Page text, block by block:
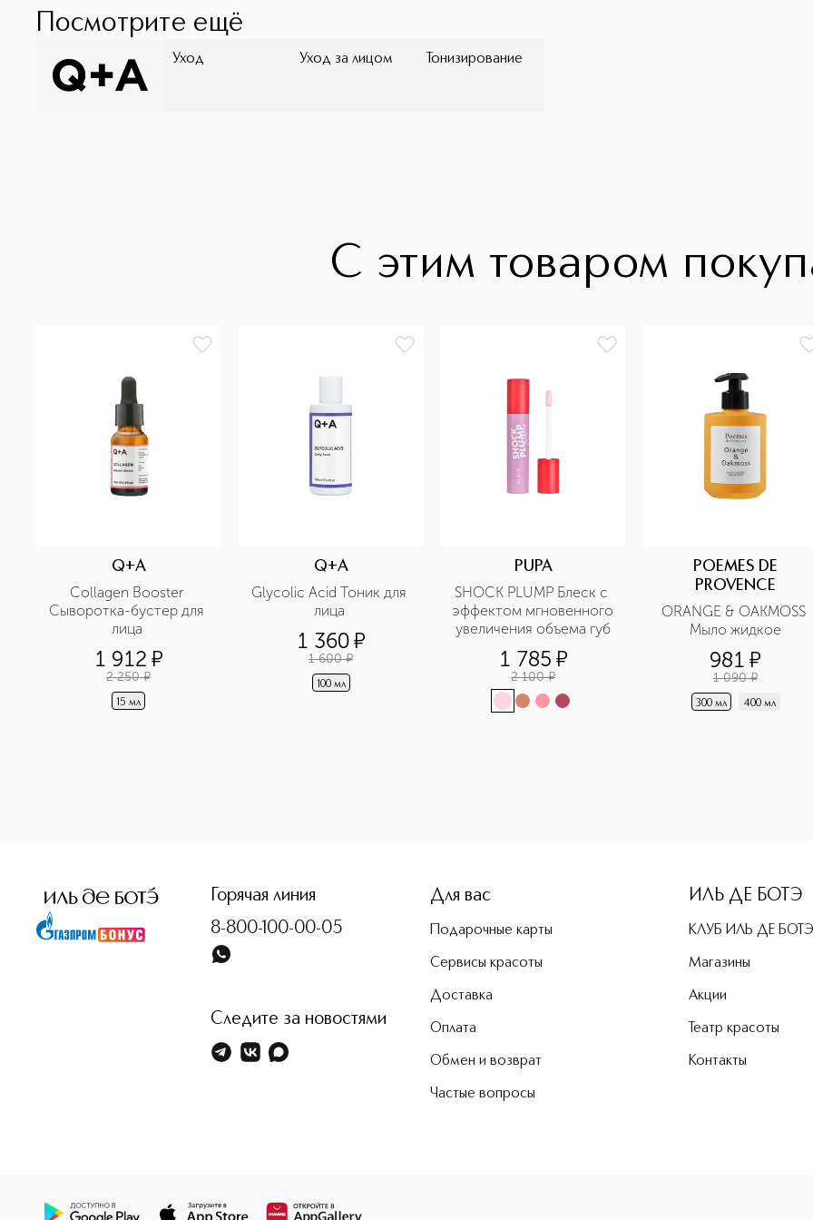
Посмотрите ещё
Уход Уход за лицом Тонизирование
С этим товаром
Q+A
Collagen Booster
Сыворотка-бустер для
1 912 ¤
2 250 ¤
15 мл
Q+A
Glycolic Acid Тоник для
1 360¤
1 600 ¤
100 мл
PUPA
SHOCK PLUMP Блеск с
эффектом мгновенного
увеличения объема губ
1 785 ¤
2 100 ¤
POEMES DE
PROVENCE
ORANGE & OAKMOSS
Мыло жидкое
981 ¤
1 090 ¤
300 мл 400 мл
Горячая линия
8-800-100-00-05
Следите за новостями
Для вас
Подарочные карты
Сервисы красоты
Доставка
Оплата
Обмен и возврат
Частые вопросы
ИЛЬ ДЕ БОТЭ
КЛУБ ИЛЬ ДЕ БОТЭ
Магазины
Акции
Театр красоты
Контакты